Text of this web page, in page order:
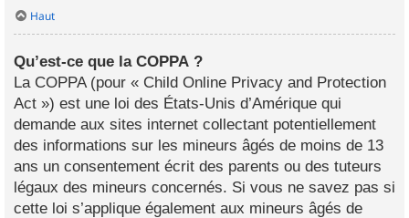
Haut
Qu’est-ce que la COPPA ?
La COPPA (pour « Child Online Privacy and Protection
Act ») est une loi des États-Unis d’Amérique qui
demande aux sites internet collectant potentiellement
des informations sur les mineurs âgés de moins de 13
ans un consentement écrit des parents ou des tuteurs
légaux des mineurs concernés. Si vous ne savez pas si
cette loi s’applique également aux mineurs âgés de